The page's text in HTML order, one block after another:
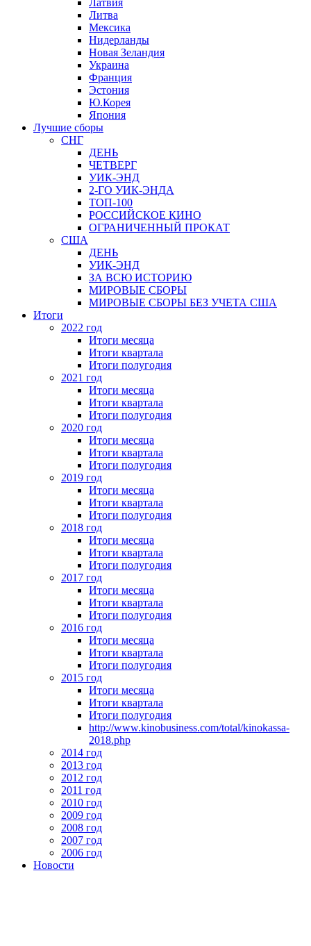
Латвия
Литва
Мексика
Нидерланды
Новая Зеландия
Украина
Франция
Эстония
Ю.Корея
Япония
Лучшие сборы
СНГ
ДЕНЬ
ЧЕТВЕРГ
УИК-ЭНД
2-ГО УИК-ЭНДА
ТОП-100
РОССИЙСКОЕ КИНО
ОГРАНИЧЕННЫЙ ПРОКАТ
США
ДЕНЬ
УИК-ЭНД
ЗА ВСЮ ИСТОРИЮ
МИРОВЫЕ СБОРЫ
МИРОВЫЕ СБОРЫ БЕЗ УЧЕТА США
Итоги
2022 год
Итоги месяца
Итоги квартала
Итоги полугодия
2021 год
Итоги месяца
Итоги квартала
Итоги полугодия
2020 год
Итоги месяца
Итоги квартала
Итоги полугодия
2019 год
Итоги месяца
Итоги квартала
Итоги полугодия
2018 год
Итоги месяца
Итоги квартала
Итоги полугодия
2017 год
Итоги месяца
Итоги квартала
Итоги полугодия
2016 год
Итоги месяца
Итоги квартала
Итоги полугодия
2015 год
Итоги месяца
Итоги квартала
Итоги полугодия
http://www.kinobusiness.com/total/kinokassa-
2018.php
2014 год
2013 год
2012 год
2011 год
2010 год
2009 год
2008 год
2007 год
2006 год
Новости